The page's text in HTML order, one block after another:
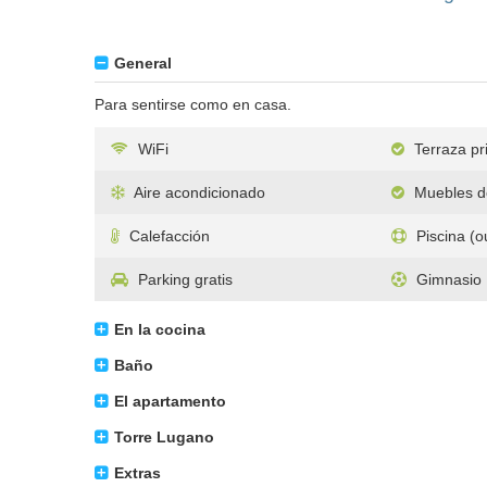
General
Para sentirse como en casa.
WiFi
Aire acondicionado
Calefacción
Parking gratis
Terraza
Muebles
Piscina
Gimnasio
En la cocina
Baño
El apartamento
Torre Lugano
Extras